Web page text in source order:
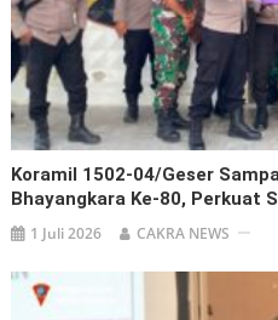
Koramil 1502-04/Geser
Bhayangkara Ke-80, Perkuat
1 Juli 2026 CAKRA NEWS